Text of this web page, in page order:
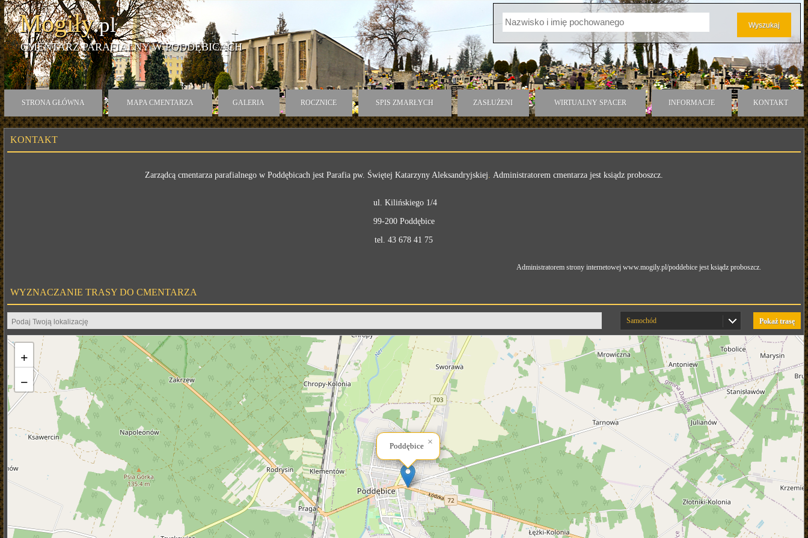
Mogiły.pl
CMENTARZ PARAFIALNY W PODDĘBICACH
STRONA GŁÓWNA MAPA CMENTARZA GALERIA ROCZNICE SPIS ZMARŁYCH ZASŁUŻENI WIRTUALNY SPACER INFORMACJE KONTAKT
KONTAKT
Zarządcą cmentarza parafialnego w Poddębicach jest Parafia pw. Świętej Katarzyny Aleksandryjskiej. Administratorem cmentarza jest ksiądz proboszcz.
ul. Kilińskiego 1/4
99-200 Poddębice
tel. 43 678 41 75
Administratorem strony internetowej www.mogily.pl/poddebice jest ksiądz proboszcz.
WYZNACZANIE TRASY DO CMENTARZA
Pokaż trasę
Samochód
Poddębice ×
+
−